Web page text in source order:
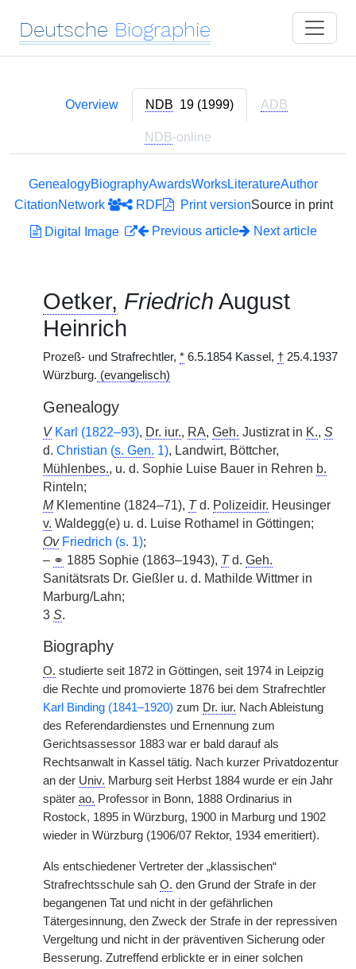
Deutsche Biographie
Overview NDB 19 (1999) ADB
NDB-online
GenealogyBiographyAwardsWorksLiteratureAuthor
CitationNetwork RDF Print versionSource in print
Digital Image
Previous article Next article
Oetker, Friedrich August
Heinrich
Prozeß- und Strafrechtler, * 6.5.1854 Kassel, † 25.4.1937
Würzburg. (evangelisch)
Genealogy
V Karl (1822–93), Dr. iur., RA, Geh. Justizrat in K., S
d. Christian (s. Gen. 1), Landwirt, Böttcher,
Mühlenbes., u. d. Sophie Luise Bauer in Rehren b.
Rinteln;
MKlementine (1824–71), Td. Polizeidir. Heusinger
v. Waldegg(e) u. d. Luise Rothamel in Göttingen;
Ov Friedrich (s. 1);
– ⚭ 1885 Sophie (1863–1943), Td. Geh.
Sanitätsrats Dr. Gießler u. d. Mathilde Wittmer in
Marburg/Lahn;
3 S.
Biography
O. studierte seit 1872 in Göttingen, seit 1974 in Leipzig
die Rechte und promovierte 1876 bei dem Strafrechtler
Karl Binding (1841–1920) zum Dr. iur. Nach Ableistung
des Referendardienstes und Ernennung zum
Gerichtsassessor 1883 war er bald darauf als
Rechtsanwalt in Kassel tätig. Nach kurzer Privatdozentur
an der Univ. Marburg seit Herbst 1884 wurde er ein Jahr
später ao. Professor in Bonn, 1888 Ordinarius in
Rostock, 1895 in Würzburg, 1900 in Marburg und 1902
wieder in Würzburg (1906/07 Rektor, 1934 emeritiert).
Als entschiedener Vertreter der „klassischen“
Strafrechtsschule sah O. den Grund der Strafe in der
begangenen Tat und nicht in der gefährlichen
Tätergesinnung, den Zweck der Strafe in der repressiven
Vergeltung und nicht in der präventiven Sicherung oder
Besserung. Zutreffend erblickte er in einer solchen